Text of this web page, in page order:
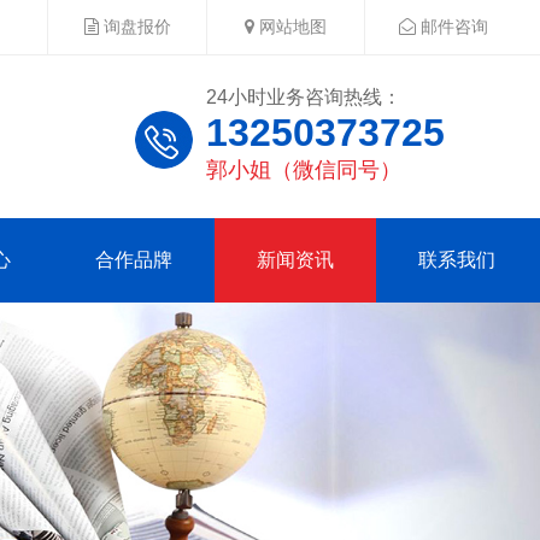
询盘报价 网站地图 邮件咨询
24小时业务咨询热线：
13250373725
郭小姐（微信同号）
合作品牌 新闻资讯 联系我们